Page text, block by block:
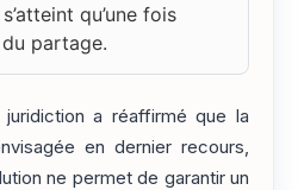
qu’une fois
partage.
juridiction a réaffirmé que la
en dernier recours,
ne permet de garantir un